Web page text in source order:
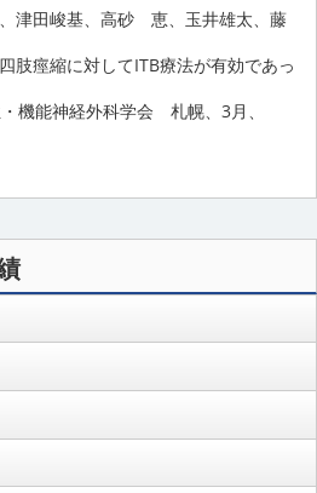
津田峻基、高砂 恵、玉井雄太、藤
肢痙縮に対してITB療法が有効であっ
機能神経外科学会 札幌、3月、